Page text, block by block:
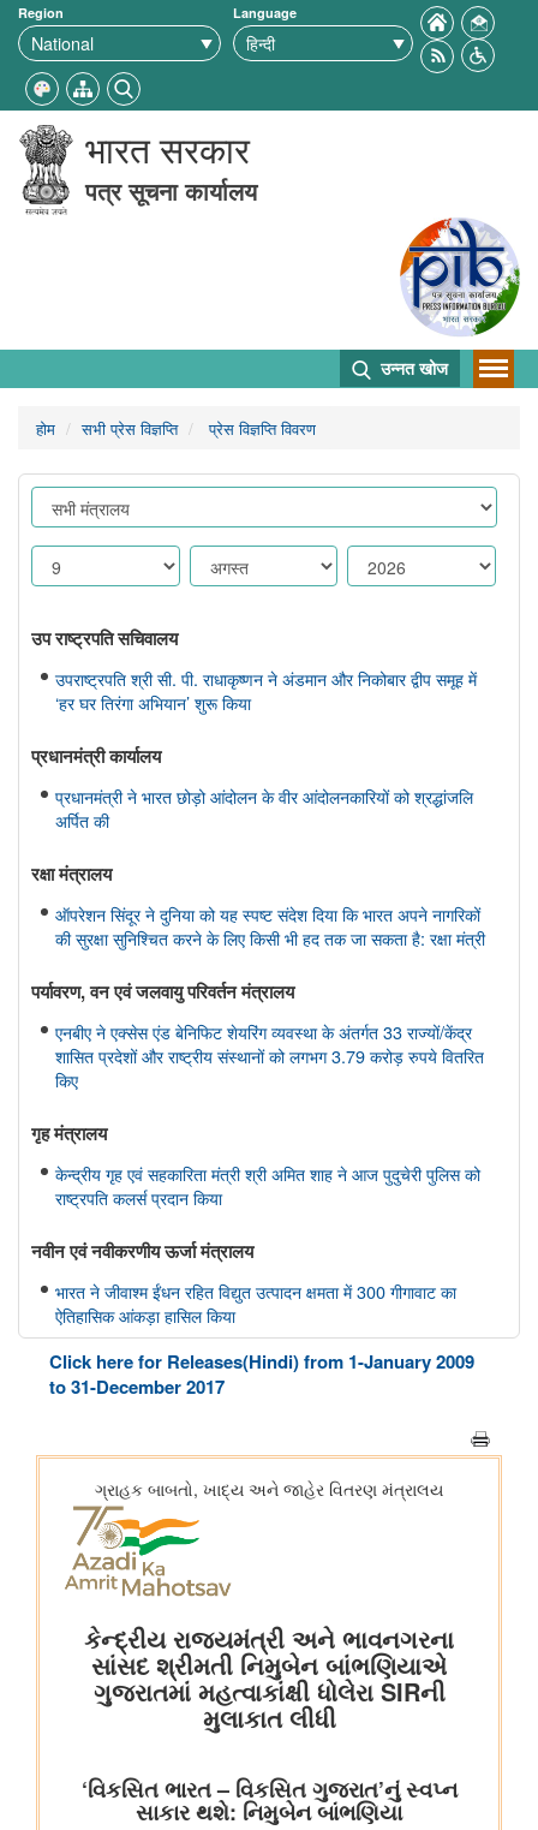
Region Language
भारत सरकार
पत्र सूचना कार्यालय
उन्नत खोज
होम सभी प्रेस विज्ञप्ति प्रेस विज्ञप्ति विवरण
उप राष्ट्रपति सचिवालय
उपराष्ट्रपति श्री सी. पी. राधाकृष्णन ने अंडमान और निकोबार द्वीप समूह में
‘हर घर तिरंगा अभियान’ शुरू किया
प्रधानमंत्री कार्यालय
प्रधानमंत्री ने भारत छोड़ो आंदोलन के वीर आंदोलनकारियों को श्रद्धांजलि
अर्पित की
रक्षा मंत्रालय
ऑपरेशन सिंदूर ने दुनिया को यह स्पष्ट संदेश दिया कि भारत अपने नागरिकों
की सुरक्षा सुनिश्चित करने के लिए किसी भी हद तक जा सकता है: रक्षा मंत्री
पर्यावरण, वन एवं जलवायु परिवर्तन मंत्रालय
एनबीए ने एक्सेस एंड बेनिफिट शेयरिंग व्यवस्था के अंतर्गत 33 राज्यों/केंद्र
शासित प्रदेशों और राष्ट्रीय संस्थानों को लगभग 3.79 करोड़ रुपये वितरित
किए
गृह मंत्रालय
केन्द्रीय गृह एवं सहकारिता मंत्री श्री अमित शाह ने आज पुदुचेरी पुलिस को
राष्ट्रपति कलर्स प्रदान किया
नवीन एवं नवीकरणीय ऊर्जा मंत्रालय
भारत ने जीवाश्म ईंधन रहित विद्युत उत्पादन क्षमता में 300 गीगावाट का
ऐतिहासिक आंकड़ा हासिल किया
विज्ञान एवं प्रौद्योगिकी मंत्रालय
सामाजिक न्‍याय एवं अधिकारिता मंत्रालय
पिछले तीन वित्त वर्षों के दौरान कर्नाटक में अनुसूचित जाति के विद्यार्थियों के
लिए पोस्ट-मैट्रिक छात्रवृत्ति के अंतर्गत 1,178.20 करोड़ रुपये की केंद्रीय
हिस्सेदारी जारी
कुमार को बी.टेक की पढ़ाई पूरी करने में कैसे मदद की
वित्तीय बाधाओं से लेकर शैक्षिक आकांक्षाओं तक: अनु प्रिया को बी.टेक की
पढ़ाई पूरी करने में छात्रवृत्ति सहायता ने कैसे मदद की
वित्तीय बाधाओं से लेकर तकनीकी आकांक्षाओं तक: यारा महेश को बी.टेक की
युवा कार्यक्रम एवं खेल मंत्रालय
Click here for Releases(Hindi) from 1-January 2009
to 31-December 2017